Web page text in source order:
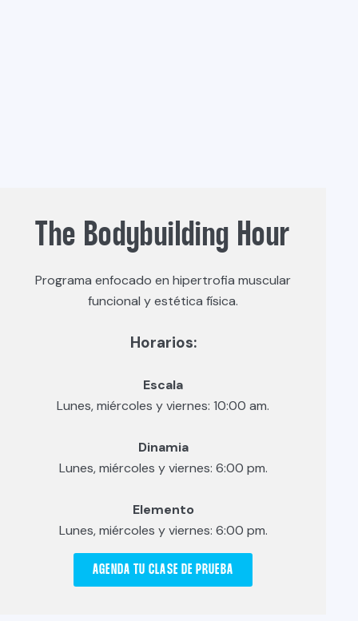
The Bodybuilding Hour
Programa enfocado en hipertrofia muscular
funcional y estética física.
Horarios:
Escala
Lunes, miércoles y viernes: 10:00 am.
Dinamia
Lunes, miércoles y viernes: 6:00 pm.
Elemento
Lunes, miércoles y viernes: 6:00 pm.
AGENDA TU CLASE DE PRUEBA